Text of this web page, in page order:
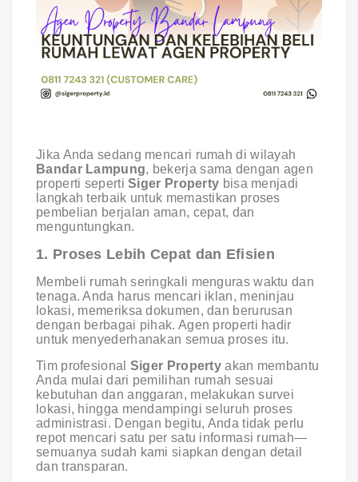
Jika Anda sedang mencari rumah di wilayah
Bandar Lampung, bekerja sama dengan agen
properti sepertiSiger Property bisa menjadi
langkah terbaik untuk memastikan proses
pembelian berjalan aman, cepat, dan
menguntungkan.
1. Proses Lebih Cepat dan Efisien
Membeli rumah seringkali menguras waktu dan
tenaga. Anda harus mencari iklan, meninjau
lokasi, memeriksa dokumen, dan berurusan
dengan berbagai pihak. Agen properti hadir
untuk menyederhanakan semua proses itu.
Tim profesional Siger Property akan membantu
Anda mulai dari pemilihan rumah sesuai
kebutuhan dan anggaran, melakukan survei
lokasi, hingga mendampingi seluruh proses
administrasi. Dengan begitu, Anda tidak perlu
repot mencari satu per satu informasi rumah—
semuanya sudah kami siapkan dengan detail
dan transparan.